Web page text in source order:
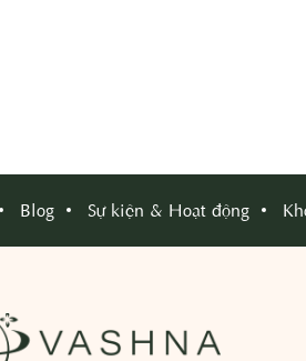
Blog Sự kiện & Hoạt động